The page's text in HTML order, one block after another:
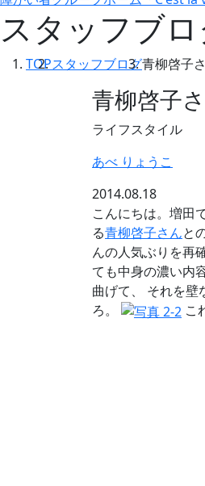
スタッフブ
TOPスタッフブログ青柳啓子
青柳啓子
ライフスタイル
あべ りょうこ
2014.08.18
こんにちは。増田
る青柳啓子さんと
んの人気ぶりを再
ても中身の濃い内
曲げて、 それを
ろ。
こ